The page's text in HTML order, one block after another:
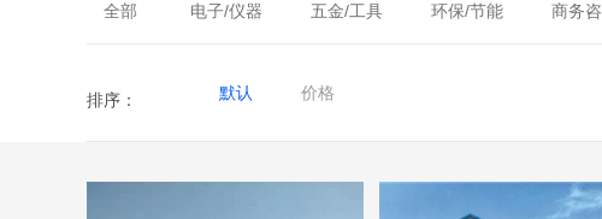
全部 电子/仪器 五金/工具 环保/节能 商务
攀岩墙
食品饮料/粮油米面 机械设备/清洁及通风设备
化工及能源/污染处理
橡塑制品
排序： 默认 价格